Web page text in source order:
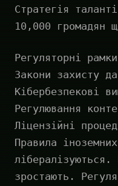
Стратегія
10,000 громадян
Регуляторні
Закони захисту
Кібербезпекові
Регулювання
Ліцензійні
Правила
лібералізуються.
зростають.